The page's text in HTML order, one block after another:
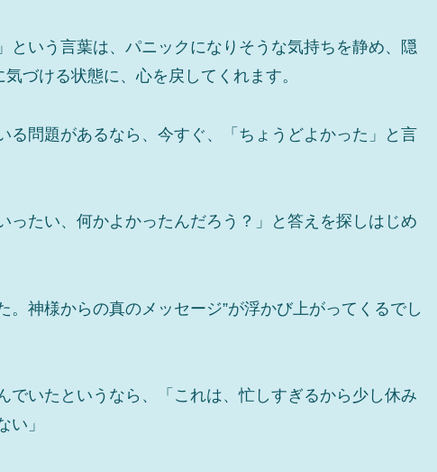
という言葉は、パニックになりそうな気持ちを静め、隠
づける状態に、心を戻してくれます。
る問題があるなら、今すぐ、「ちょうどよかった」と言
ったい、何かよかったんだろう？」と答えを探しはじめ
。神様からの真のメッセージ”が浮かび上がってくるでし
でいたというなら、「これは、忙しすぎるから少し休み
い」